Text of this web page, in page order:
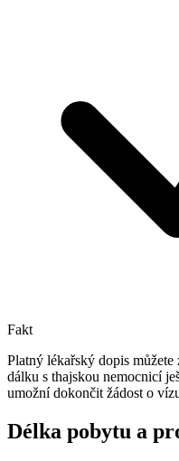
Fakt
Platný lékařský dopis
dálku s thajskou nemocnicí
umožní dokončit žádost o
Délka pobytu a